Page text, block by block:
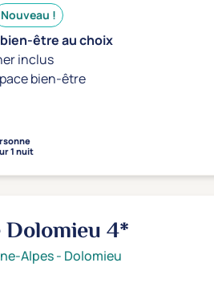
Nouveau !
être au choix
inclus
bien-être
1 nuit
4*
Alpes- Dolomieu